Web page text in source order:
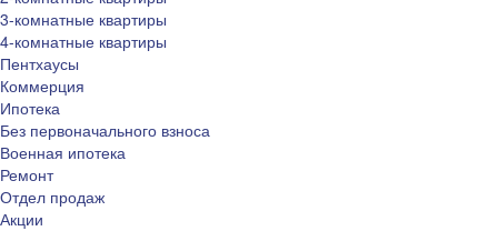
3-комнатные квартиры
4-комнатные квартиры
Пентхаусы
Коммерция
Ипотека
Без первоначального взноса
Военная ипотека
Ремонт
Отдел продаж
Акции